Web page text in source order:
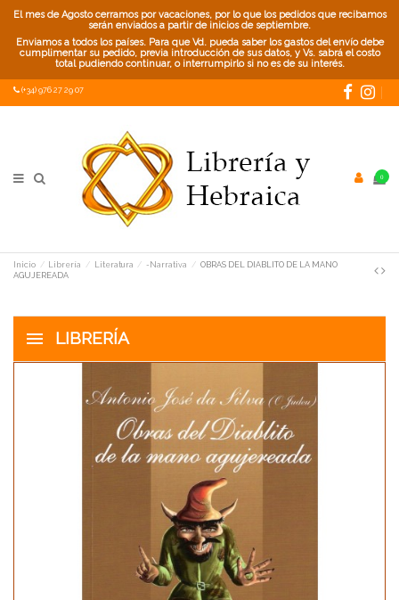
El mes de Agosto cerramos por vacaciones, por lo que los pedidos que recibamos
serán enviados a partir de inicios de septiembre.
Enviamos a todos los países. Para que Vd. pueda saber los gastos del envío debe
cumplimentar su pedido, previa introducción de sus datos, y Vs. sabrá el costo
total pudiendo continuar, o interrumpirlo si no es de su interés.
(+34) 976 27 29 07
0
Inicio Librería Literatura -Narrativa
OBRAS DEL DIABLITO DE LA MANO
AGUJEREADA
LIBRERÍA